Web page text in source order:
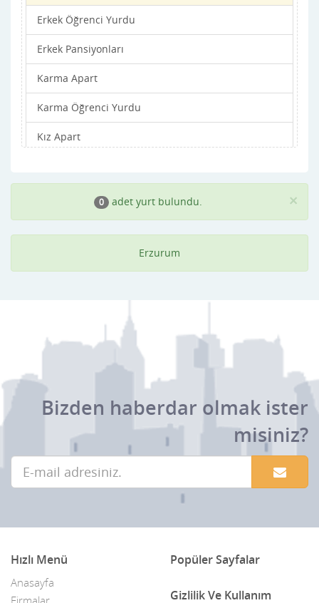
Oltu
Olur
Palandöken
Pasinler
Pazaryolu
Erkek Öğrenci Yurdu
Erkek Pansiyonları
Karma Apart
Karma Öğrenci Yurdu
Kız Apart
Kız Pansiyonları ×
0 adet yurt bulundu.
Erzurum
Bizden haberdar olmak ister
misiniz?
Hızlı Menü
Anasayfa
Popüler Sayfalar
Gizlilik Ve Kullanım